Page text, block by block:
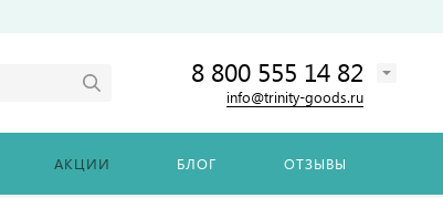
8 800 555 14 82
info@trinity-goods.ru
АКЦИИ БЛОГ ОТЗЫВЫ